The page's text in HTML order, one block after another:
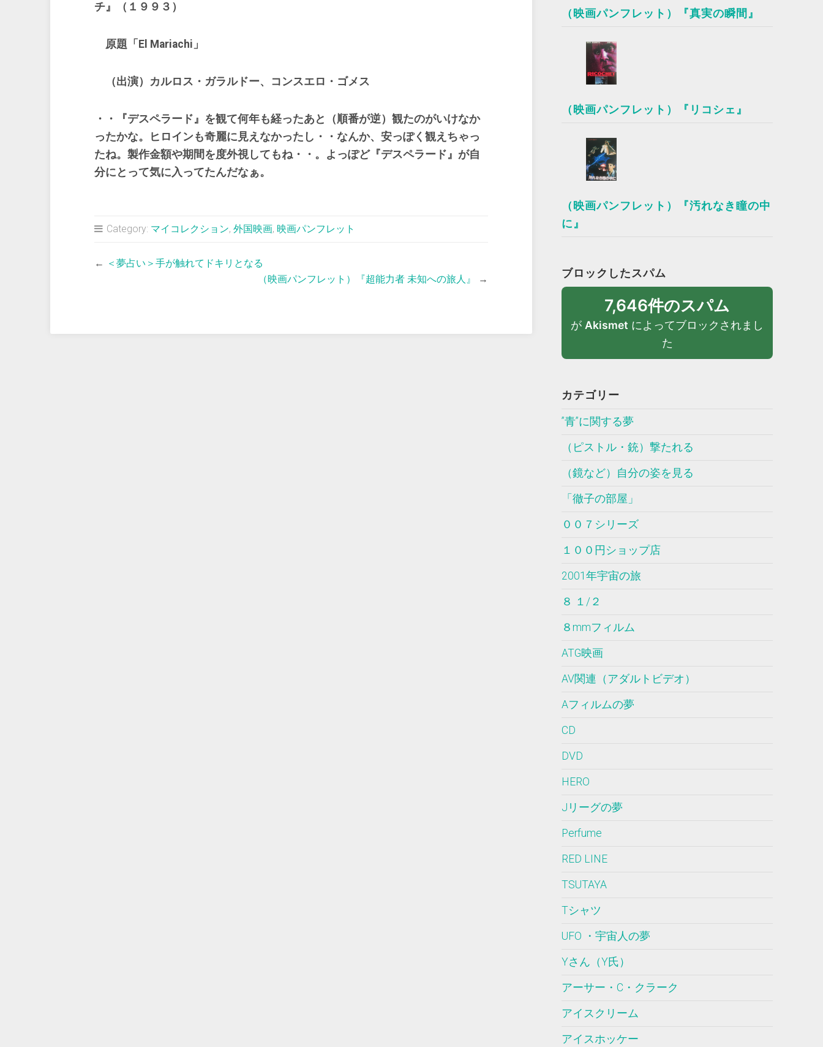
チ』（１９９３）
原題「El Mariachi」
（出演）カルロス・ガラルドー、コンスエロ・ゴメス
・・『デスペラード』を観て何年も経ったあと（順番が逆）観たのがいけなか
ったかな。ヒロインも奇麗に見えなかったし・・なんか、安っぽく観えちゃっ
たね。製作金額や期間を度外視してもね・・。よっぽど『デスペラード』が自
分にとって気に入ってたんだなぁ。
Category: マイコレクション, 外国映画, 映画パンフレット
← ＜夢占い＞手が触れてドキリとなる
（映画パンフレット）『超能力者 未知への旅人』
→
（映画パンフレット）『真実の瞬間』
（映画パンフレット）『リコシェ』
（映画パンフレット）『汚れなき瞳の中
に』
ブロックしたスパム
7,646件のスパム
が Akismet によってブロックされまし
た
カテゴリー
”青”に関する夢
（ピストル・銃）撃たれる
（鏡など）自分の姿を見る
「徹子の部屋」
００７シリーズ
１００円ショップ店
2001年宇宙の旅
８ １/２
８mmフィルム
ATG映画
AV関連（アダルトビデオ）
Aフィルムの夢
CD
DVD
HERO
Jリーグの夢
Perfume
RED LINE
TSUTAYA
Tシャツ
UFO ・宇宙人の夢
Yさん（Y氏）
アーサー・C・クラーク
アイスクリーム
アイスホッケー